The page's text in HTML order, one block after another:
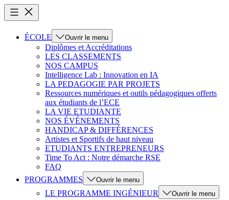
ÉCOLE Ouvrir le menu
Diplômes et Accréditations
LES CLASSEMENTS
NOS CAMPUS
Intelligence Lab : Innovation en IA
LA PEDAGOGIE PAR PROJETS
Ressources numériques et outils pédagogiques offerts
aux étudiants de l’ECE
LA VIE ETUDIANTE
NOS ÉVÉNEMENTS
HANDICAP & DIFFÉRENCES
Artistes et Sportifs de haut niveau
ETUDIANTS ENTREPRENEURS
Time To Act : Notre démarche RSE
FAQ
PROGRAMMES
Ouvrir le menu
LE PROGRAMME INGÉNIEUR Ouvrir le menu